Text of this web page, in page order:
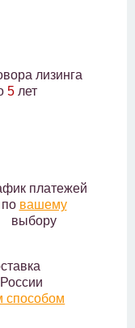
лизинга
5лет
платежей
по вашему
выбору
способом